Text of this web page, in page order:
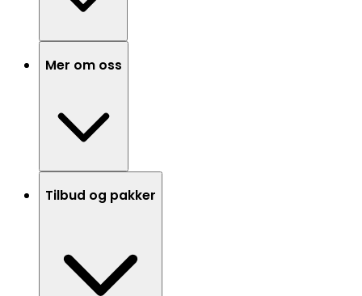
Mer om oss
Tilbud og pakker